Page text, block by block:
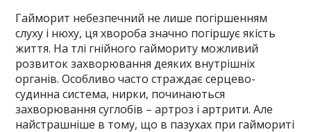
Гайморит небезпечний не лише погіршенням
слуху і нюху, ця хвороба значно погіршує якість
життя. На тлі гнійного гаймориту можливий
розвиток захворювання деяких внутрішніх
органів. Особливо часто страждає серцево-
судинна система, нирки, починаються
захворювання суглобів – артроз і артрити. Але
найстрашніше в тому, що в пазухах при гаймориті